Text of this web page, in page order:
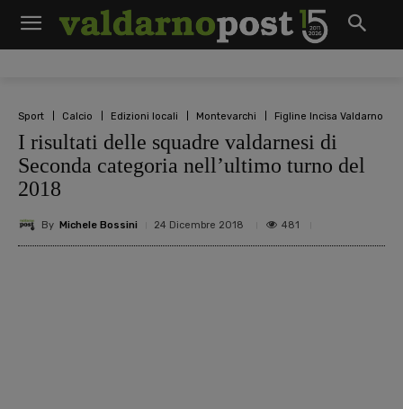
Sport Calcio Edizioni locali Montevarchi Figline Incisa Valdarno
I risultati delle squadre valdarnesi di
Seconda categoria nell’ultimo turno del
2018
By Michele Bossini 24 Dicembre 2018 481